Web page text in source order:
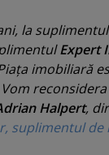
la suplimentul
Expert
imobiliară
Halpert,
suplimentul